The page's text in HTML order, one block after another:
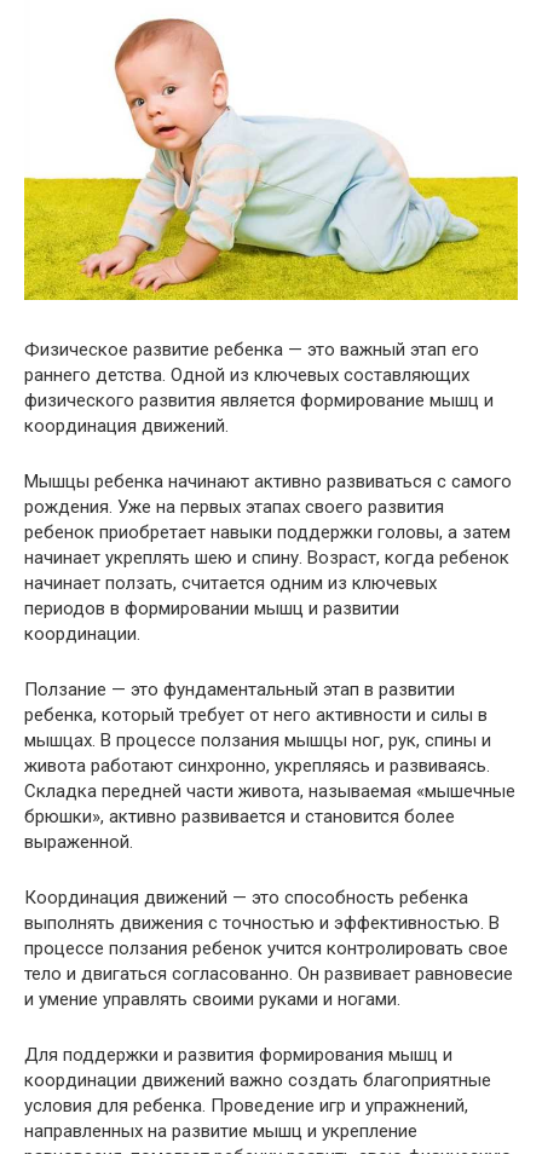
Физическое развитие ребенка — это важный этап его
раннего детства. Одной из ключевых составляющих
физического развития является формирование мышц и
координация движений.
Мышцы ребенка начинают активно развиваться с самого
рождения. Уже на первых этапах своего развития
ребенок приобретает навыки поддержки головы, а затем
начинает укреплять шею и спину. Возраст, когда ребенок
начинает ползать, считается одним из ключевых
периодов в формировании мышц и развитии
координации.
Ползание — это фундаментальный этап в развитии
ребенка, который требует от него активности и силы в
мышцах. В процессе ползания мышцы ног, рук, спины и
живота работают синхронно, укрепляясь и развиваясь.
Складка передней части живота, называемая «мышечные
брюшки», активно развивается и становится более
выраженной.
Координация движений — это способность ребенка
выполнять движения с точностью и эффективностью. В
процессе ползания ребенок учится контролировать свое
тело и двигаться согласованно. Он развивает равновесие
и умение управлять своими руками и ногами.
Для поддержки и развития формирования мышц и
координации движений важно создать благоприятные
условия для ребенка. Проведение игр и упражнений,
направленных на развитие мышц и укрепление